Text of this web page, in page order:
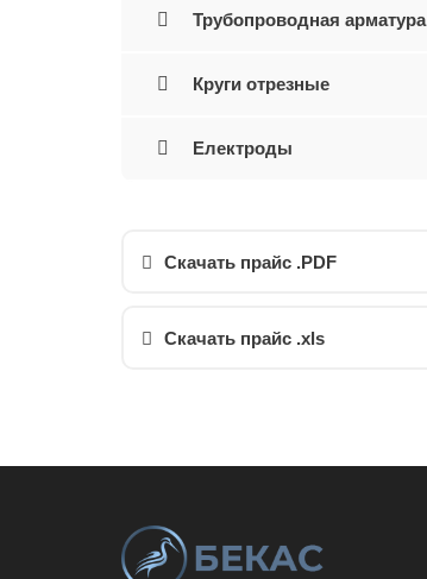
Трубопроводная арматура
Круги отрезные
Електроды
Скачать прайс .PDF
Скачать прайс .xls